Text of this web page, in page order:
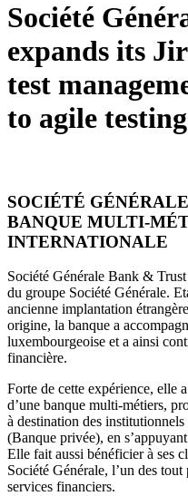
Société
expands its
test
to agile testing
SOCIÉTÉ
BANQUE MULTI-
INTERNATIONALE
Société Générale Bank &
du groupe Société Générale.
ancienne implantation
origine, la banque a
luxembourgeoise et a ainsi
financière.
Forte de cette expérience, elle
d’une banque multi-métiers,
à destination des
(Banque privée), en
Elle fait aussi bénéficier à ses
Société Générale, l’un des
services financiers.